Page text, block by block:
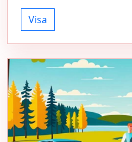
Visa